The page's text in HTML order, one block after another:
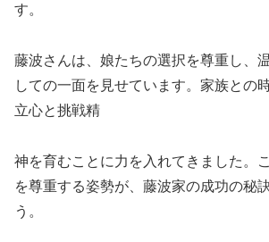
す。
藤波さんは、娘たちの選択を尊重し、
しての一面を見せています。家族との
立心と挑戦精
神を育むことに力を入れてきました。
を尊重する姿勢が、藤波家の成功の秘
う。